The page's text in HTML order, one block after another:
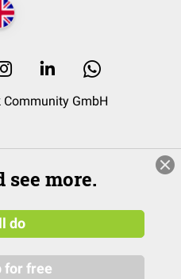
GmbH
see more.
do
for free